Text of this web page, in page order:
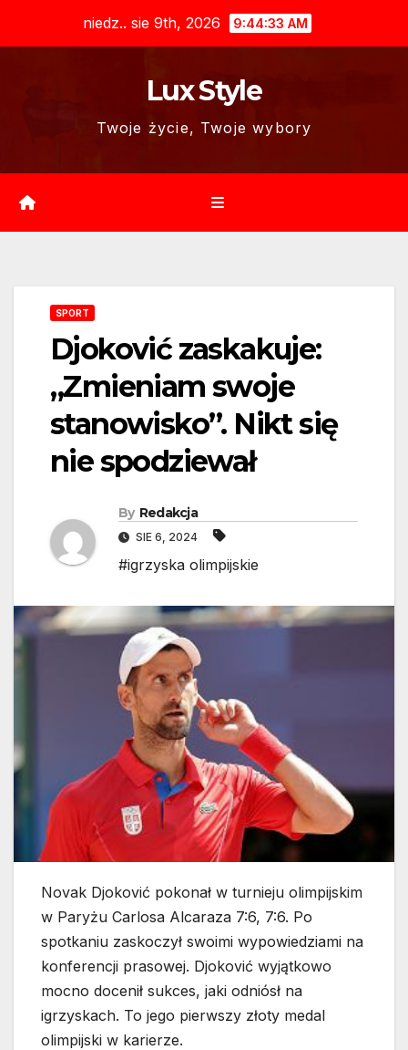
niedz.. sie 9th, 2026 9:44:34 AM
Lux Style
Twoje życie, Twoje wybory
SPORT
Djoković zaskakuje:
„Zmieniam swoje
stanowisko”. Nikt się
nie spodziewał
By Redakcja
SIE 6, 2024
#igrzyska olimpijskie
Novak Djoković pokonał w turnieju olimpijskim
w Paryżu Carlosa Alcaraza 7:6, 7:6. Po
spotkaniu zaskoczył swoimi wypowiedziami na
konferencji prasowej. Djoković wyjątkowo
mocno docenił sukces, jaki odniósł na
igrzyskach. To jego pierwszy złoty medal
olimpijski w karierze.